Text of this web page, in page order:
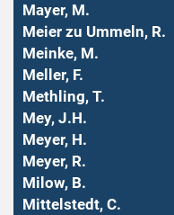
Mayer, M.
Meier zu Ummeln, R.
Meinke, M.
Meller, F.
Methling, T.
Mey, J.H.
Meyer, H.
Meyer, R.
Milow, B.
Mittelstedt, C.